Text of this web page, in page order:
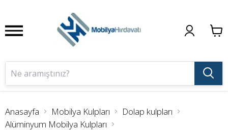
Anasayfa Mobilya Kulpları
Dolap kulpları
Alüminyum Mobilya Kulpları